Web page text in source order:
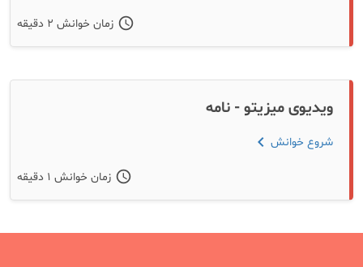
schedule زمان خوانش ۲ دقیقه
ویدیوی میزیتو - نامه
شروع خوانش chevron_left
schedule زمان خوانش ۱ دقیقه